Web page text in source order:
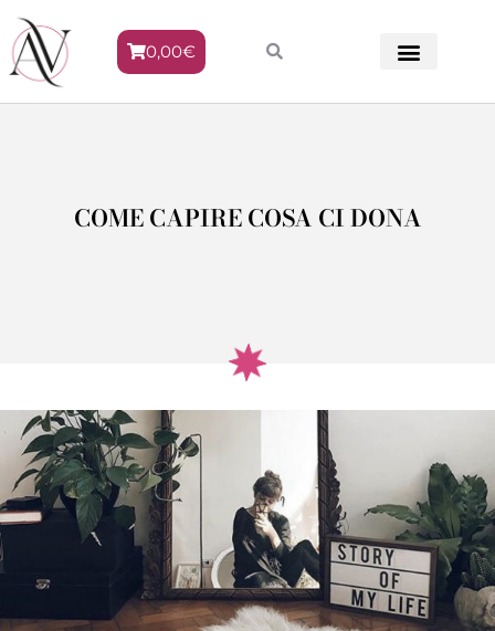
0,00€
COME CAPIRE COSA CI DONA